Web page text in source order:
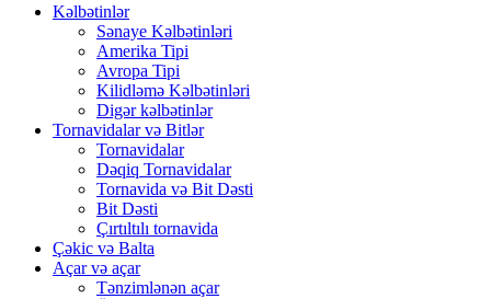
Kəlbətinlər
Sənaye Kəlbətinləri
Amerika Tipi
Avropa Tipi
Kilidləmə Kəlbətinləri
Digər kəlbətinlər
Tornavidalar və Bitlər
Tornavidalar
Dəqiq Tornavidalar
Tornavida və Bit Dəsti
Bit Dəsti
Çırtıltılı tornavida
Çəkic və Balta
Açar və açar
Tənzimlənən açar